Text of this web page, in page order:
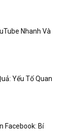
Nhanh Và
Yếu Tố Quan
Facebook: Bí